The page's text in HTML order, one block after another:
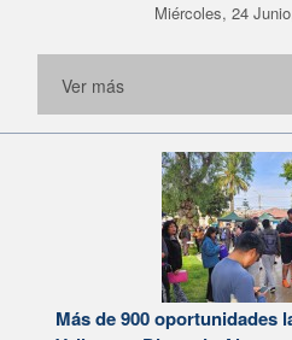
Miércoles, 24
Ver más
Más de 900 oportunidades